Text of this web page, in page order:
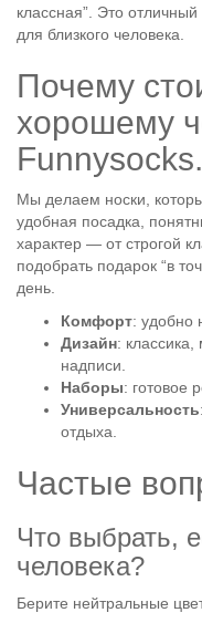
классная”. Это
для близкого человека.
Почему
хорошему
Мы делаем носки,
удобная посадка,
характер — от строгой
подобрать подарок “в
день.
Комфорт: удобно
Дизайн: классика,
надписи.
Наборы: готовое
Универсальность
отдыха.
Частые
Что выбрать,
человека?
Берите нейтральные